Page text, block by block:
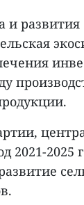
и
2021-2025